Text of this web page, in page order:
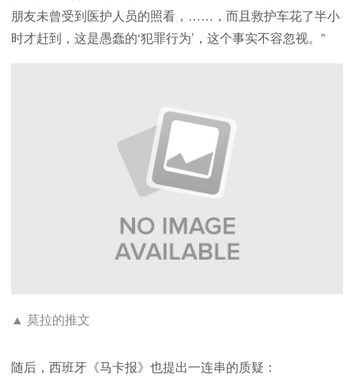
朋友未曾受到医护人员的照看，……，而且救护车花了半小
时才赶到，这是愚蠢的‘犯罪行为’，这个事实不容忽视。”
▲ 莫拉的推文
随后，西班牙《马卡报》也提出一连串的质疑：